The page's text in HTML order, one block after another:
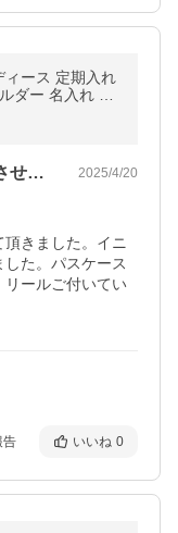
ィース 定期入れ
ダー 名入れ ス
レザー 薄型
プレゼントに色違いのペアで購入させて頂… 2025/4/20
きました。イニ
た。パスケース
リールご付いてい
告 いいね 0